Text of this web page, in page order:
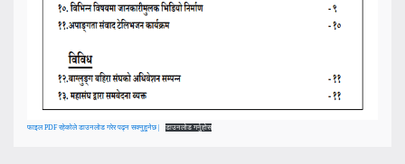
फाइल PDF रहेकोले डाउनलोड गरेर पढ्न सक्नुहुनेछ | डाउनलोड गर्नुहोस्